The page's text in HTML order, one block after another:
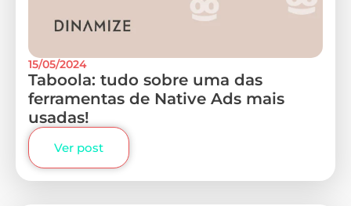
15/05/2024
Taboola: tudo sobre uma das
ferramentas de Native Ads mais
usadas!
Ver post